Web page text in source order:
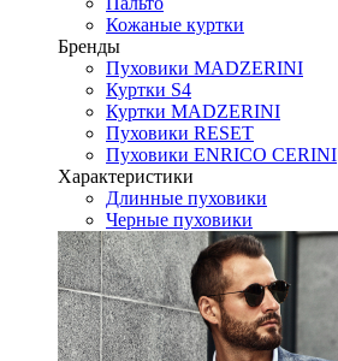
Кожаные куртки
Бренды
Пуховики MADZERINI
Куртки S4
Куртки MADZERINI
Пуховики RESET
Пуховики ENRICO CERINI
Характеристики
Длинные пуховики
Черные пуховики